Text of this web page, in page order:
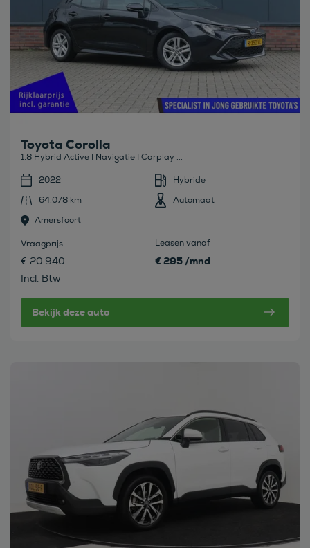
Toyota Corolla
1.8 Hybrid Active I Navigatie I Carplay ...
2022
Hybride
64.078 km
Automaat
Amersfoort
Vraagprijs
€ 20.940
Incl. Btw
Leasen vanaf
€ 295 /mnd
Bekijk deze auto